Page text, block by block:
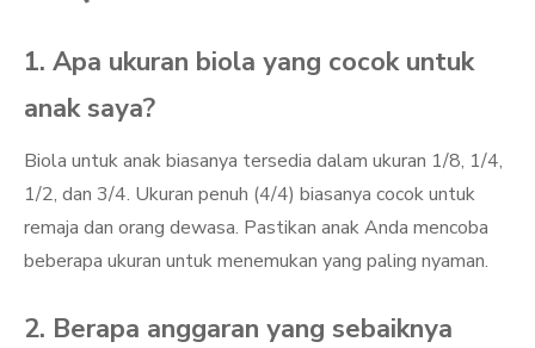
1. Apa ukuran biola yang cocok untuk
anak saya?
Biola untuk anak biasanya tersedia dalam ukuran 1/8, 1/4,
1/2, dan 3/4. Ukuran penuh (4/4) biasanya cocok untuk
remaja dan orang dewasa. Pastikan anak Anda mencoba
beberapa ukuran untuk menemukan yang paling nyaman.
2. Berapa anggaran yang sebaiknya